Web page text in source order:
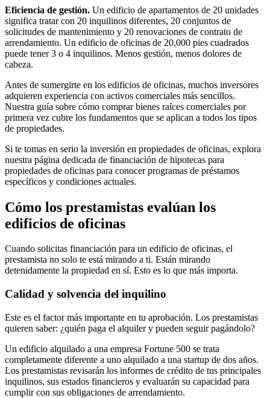
Eficiencia de gestión. Un edificio de apartamentos de 20 unidades
significa tratar con 20 inquilinos diferentes, 20 conjuntos de
solicitudes de mantenimiento y 20 renovaciones de contrato de
arrendamiento. Un edificio de oficinas de 20,000 pies cuadrados
puede tener 3 o 4 inquilinos. Menos gestión, menos dolores de
cabeza.
Antes de sumergirte en los edificios de oficinas, muchos inversores
adquieren experiencia con activos comerciales más sencillos.
Nuestra guía sobre cómo comprar bienes raíces comerciales por
primera vez cubre los fundamentos que se aplican a todos los tipos
de propiedades.
Si te tomas en serio la inversión en propiedades de oficinas, explora
nuestra página dedicada de financiación de hipotecas para
propiedades de oficinas para conocer programas de préstamos
específicos y condiciones actuales.
Cómo los prestamistas evalúan los
edificios de oficinas
Cuando solicitas financiación para un edificio de oficinas, el
prestamista no solo te está mirando a ti. Están mirando
detenidamente la propiedad en sí. Esto es lo que más importa.
Calidad y solvencia del inquilino
Este es el factor más importante en tu aprobación. Los prestamistas
quieren saber: ¿quién paga el alquiler y pueden seguir pagándolo?
Un edificio alquilado a una empresa Fortune 500 se trata
completamente diferente a uno alquilado a una startup de dos años.
Los prestamistas revisarán los informes de crédito de tus principales
inquilinos, sus estados financieros y evaluarán su capacidad para
cumplir con sus obligaciones de arrendamiento.